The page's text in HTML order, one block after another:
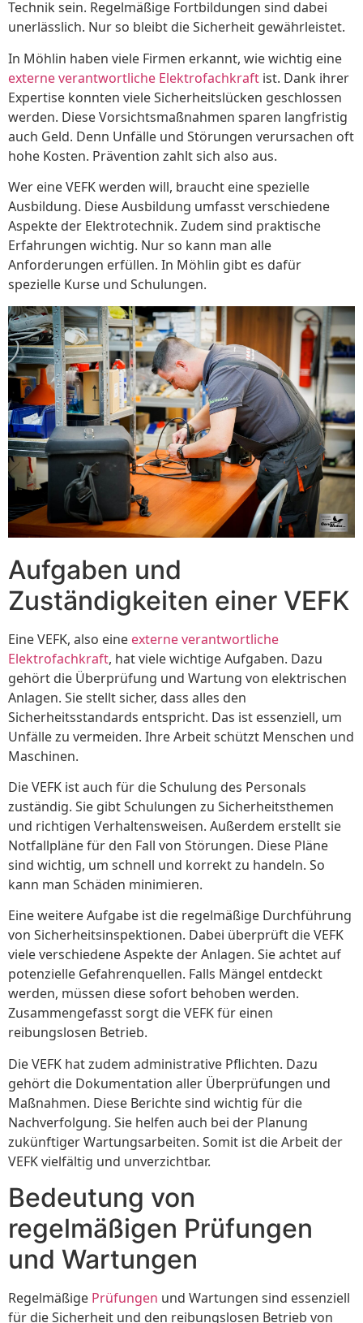
Technik sein. Regelmäßige Fortbildungen sind dabei
unerlässlich. Nur so bleibt die Sicherheit gewährleistet.
In Möhlin haben viele Firmen erkannt, wie wichtig eine
externe verantwortliche Elektrofachkraft ist. Dank ihrer
Expertise konnten viele Sicherheitslücken geschlossen
werden. Diese Vorsichtsmaßnahmen sparen langfristig
auch Geld. Denn Unfälle und Störungen verursachen oft
hohe Kosten. Prävention zahlt sich also aus.
Wer eine VEFK werden will, braucht eine spezielle
Ausbildung. Diese Ausbildung umfasst verschiedene
Aspekte der Elektrotechnik. Zudem sind praktische
Erfahrungen wichtig. Nur so kann man alle
Anforderungen erfüllen. In Möhlin gibt es dafür
spezielle Kurse und Schulungen.
Aufgaben und
Zuständigkeiten einer VEFK
Eine VEFK, also eine externe verantwortliche
Elektrofachkraft, hat viele wichtige Aufgaben. Dazu
gehört die Überprüfung und Wartung von elektrischen
Anlagen. Sie stellt sicher, dass alles den
Sicherheitsstandards entspricht. Das ist essenziell, um
Unfälle zu vermeiden. Ihre Arbeit schützt Menschen und
Maschinen.
Die VEFK ist auch für die Schulung des Personals
zuständig. Sie gibt Schulungen zu Sicherheitsthemen
und richtigen Verhaltensweisen. Außerdem erstellt sie
Notfallpläne für den Fall von Störungen. Diese Pläne
sind wichtig, um schnell und korrekt zu handeln. So
kann man Schäden minimieren.
Eine weitere Aufgabe ist die regelmäßige Durchführung
von Sicherheitsinspektionen. Dabei überprüft die VEFK
viele verschiedene Aspekte der Anlagen. Sie achtet auf
potenzielle Gefahrenquellen. Falls Mängel entdeckt
werden, müssen diese sofort behoben werden.
Zusammengefasst sorgt die VEFK für einen
reibungslosen Betrieb.
Die VEFK hat zudem administrative Pflichten. Dazu
gehört die Dokumentation aller Überprüfungen und
Maßnahmen. Diese Berichte sind wichtig für die
Nachverfolgung. Sie helfen auch bei der Planung
zukünftiger Wartungsarbeiten. Somit ist die Arbeit der
VEFK vielfältig und unverzichtbar.
Bedeutung von
regelmäßigen Prüfungen
und Wartungen
Regelmäßige Prüfungen und Wartungen sind essenziell
für die Sicherheit und den reibungslosen Betrieb von